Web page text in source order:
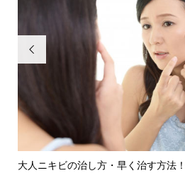

大人ニキビの治し方・早く治す方法